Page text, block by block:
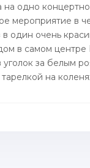
на одно
мероприятие в
в один очень
в самом
за белым
на